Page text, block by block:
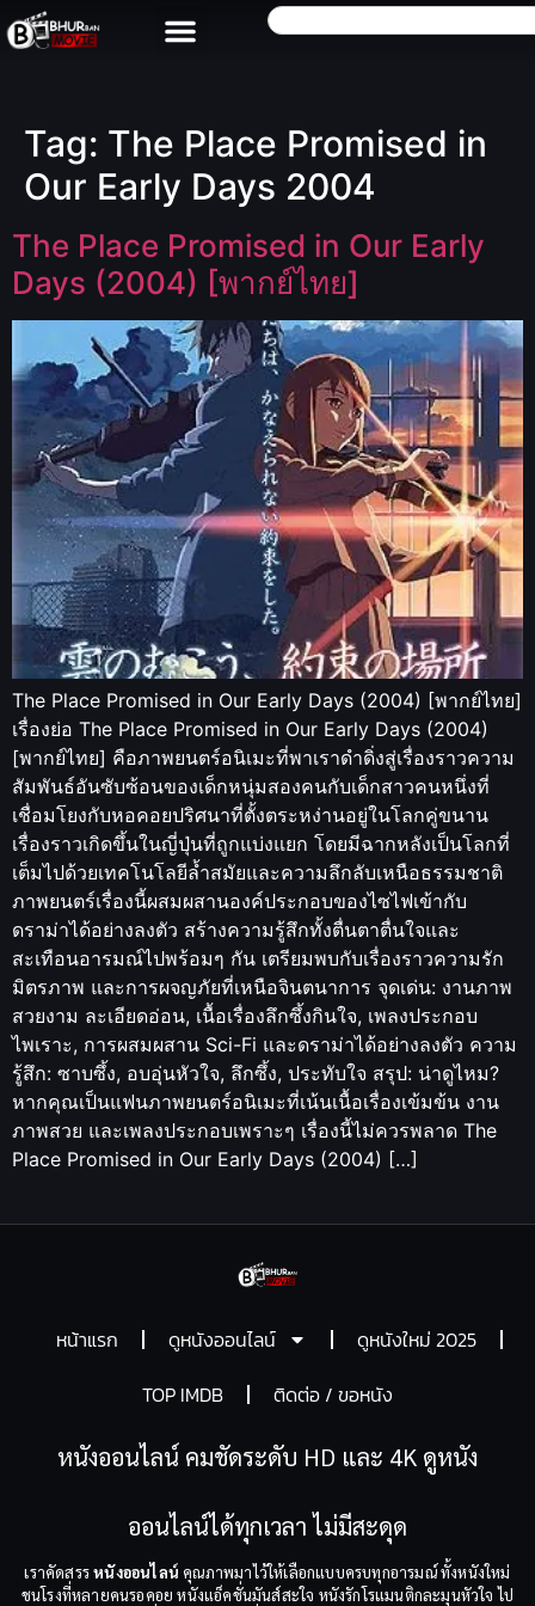
Tag: The Place Promised in
Our Early Days 2004
The Place Promised in Our Early
Days (2004) [พากย์ไทย]
The Place Promised in Our Early Days (2004) [พากย์ไทย]
เรื่องย่อ The Place Promised in Our Early Days (2004)
[พากย์ไทย] คือภาพยนตร์อนิเมะที่พาเราดำดิ่งสู่เรื่องราวความ
สัมพันธ์อันซับซ้อนของเด็กหนุ่มสองคนกับเด็กสาวคนหนึ่งที่
เชื่อมโยงกับหอคอยปริศนาที่ตั้งตระหง่านอยู่ในโลกคู่ขนาน
เรื่องราวเกิดขึ้นในญี่ปุ่นที่ถูกแบ่งแยก โดยมีฉากหลังเป็นโลกที่
เต็มไปด้วยเทคโนโลยีล้ำสมัยและความลึกลับเหนือธรรมชาติ
ภาพยนตร์เรื่องนี้ผสมผสานองค์ประกอบของไซไฟเข้ากับ
ดราม่าได้อย่างลงตัว สร้างความรู้สึกทั้งตื่นตาตื่นใจและ
สะเทือนอารมณ์ไปพร้อมๆ กัน เตรียมพบกับเรื่องราวความรัก
มิตรภาพ และการผจญภัยที่เหนือจินตนาการ จุดเด่น: งานภาพ
สวยงาม ละเอียดอ่อน, เนื้อเรื่องลึกซึ้งกินใจ, เพลงประกอบ
ไพเราะ, การผสมผสาน Sci-Fi และดราม่าได้อย่างลงตัว ความ
รู้สึก: ซาบซึ้ง, อบอุ่นหัวใจ, ลึกซึ้ง, ประทับใจ สรุป: น่าดูไหม?
หากคุณเป็นแฟนภาพยนตร์อนิเมะที่เน้นเนื้อเรื่องเข้มข้น งาน
ภาพสวย และเพลงประกอบเพราะๆ เรื่องนี้ไม่ควรพลาด The
Place Promised in Our Early Days (2004) […]
หน้าแรก ดูหนังออนไลน์
ดูหนังใหม่ 2025
TOP IMDB
ติดต่อ / ขอหนัง
หนังออนไลน์ คมชัดระดับ HD และ 4K ดูหนัง
ออนไลน์ได้ทุกเวลา ไม่มีสะดุด
เราคัดสรรหนังออนไลน์ คุณภาพมาไว้ให้เลือกแบบครบทุกอารมณ์ ทั้งหนังใหม่
ชนโรงที่หลายคนรอคอย หนังแอ็คชั่นมันส์สะใจ หนังรักโรแมนติกละมุนหัวใจ ไป